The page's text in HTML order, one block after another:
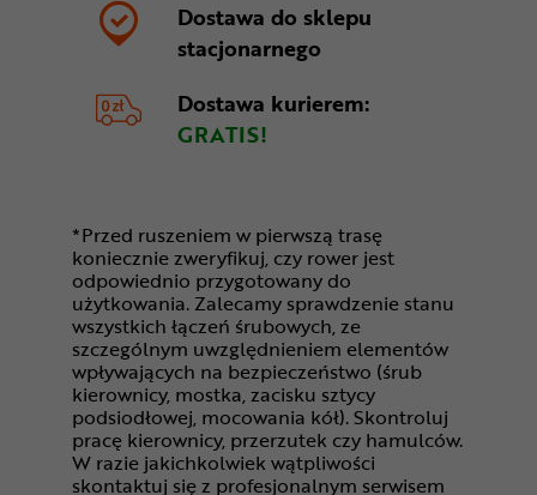
Dostawa do sklepu
stacjonarnego
Dostawa kurierem:
GRATIS!
*Przed ruszeniem w pierwszą trasę
koniecznie zweryfikuj, czy rower jest
odpowiednio przygotowany do
użytkowania. Zalecamy sprawdzenie stanu
wszystkich łączeń śrubowych, ze
szczególnym uwzględnieniem elementów
wpływających na bezpieczeństwo (śrub
kierownicy, mostka, zacisku sztycy
podsiodłowej, mocowania kół). Skontroluj
pracę kierownicy, przerzutek czy hamulców.
W razie jakichkolwiek wątpliwości
skontaktuj się z profesjonalnym serwisem